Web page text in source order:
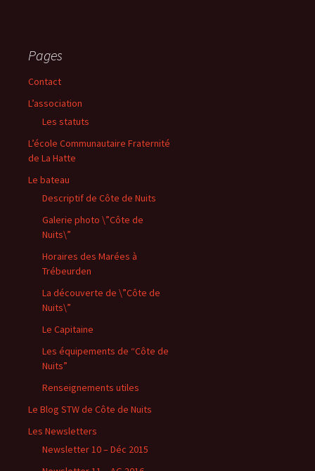
Pages
Contact
L’association
Les statuts
L’école Communautaire Fraternité
de La Hatte
Le bateau
Descriptif de Côte de Nuits
Galerie photo \”Côte de
Nuits\”
Horaires des Marées à
Trébeurden
La découverte de \”Côte de
Nuits\”
Le Capitaine
Les équipements de “Côte de
Nuits”
Renseignements utiles
Le Blog STW de Côte de Nuits
Les Newsletters
Newsletter 10 – Déc 2015